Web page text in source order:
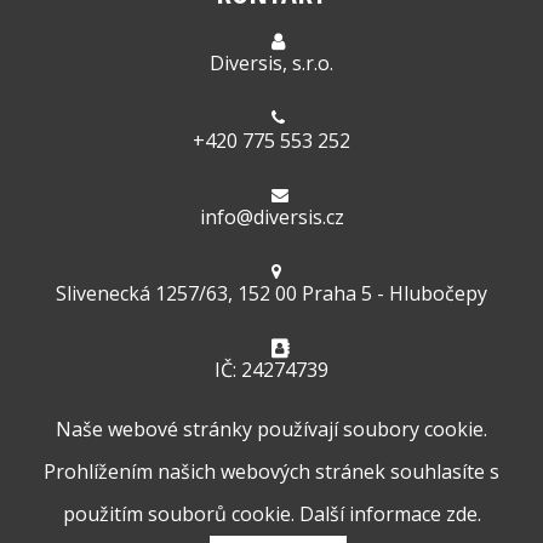
Diversis, s.r.o.
+420 775 553 252
info@diversis.cz
Slivenecká 1257/63, 152 00 Praha 5 - Hlubočepy
IČ: 24274739
Diversis| Všechna práva vyhrazena.
Naše webové stránky používají soubory cookie.
Prohlížením našich webových stránek souhlasíte s
použitím souborů cookie. Další informace zde.